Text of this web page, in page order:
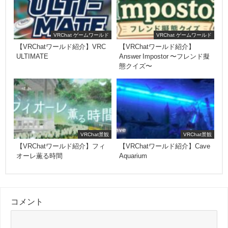
VRChat ゲームワールド
【VRChatワールド紹介】VRC
ULTIMATE
VRChat ゲームワールド
【VRChatワールド紹介】
Answer Impostor 〜フレンド擬
態クイズ〜
VRChat景観
【VRChatワールド紹介】フィ
オーレ薫る時間
VRChat景観
【VRChatワールド紹介】Cave
Aquarium
コメント